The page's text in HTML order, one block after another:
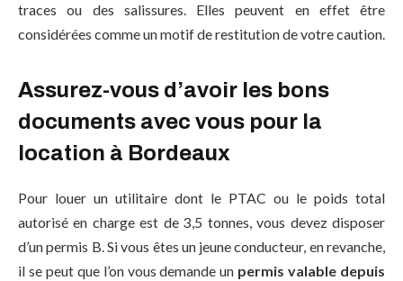
traces ou des salissures. Elles peuvent en effet être
considérées comme un motif de restitution de votre caution.
Assurez-vous d’avoir les bons
documents avec vous pour la
location à Bordeaux
Pour louer un utilitaire dont le PTAC ou le poids total
autorisé en charge est de 3,5 tonnes, vous devez disposer
d’un permis B. Si vous êtes un jeune conducteur, en revanche,
il se peut que l’on vous demande un permis valable depuis